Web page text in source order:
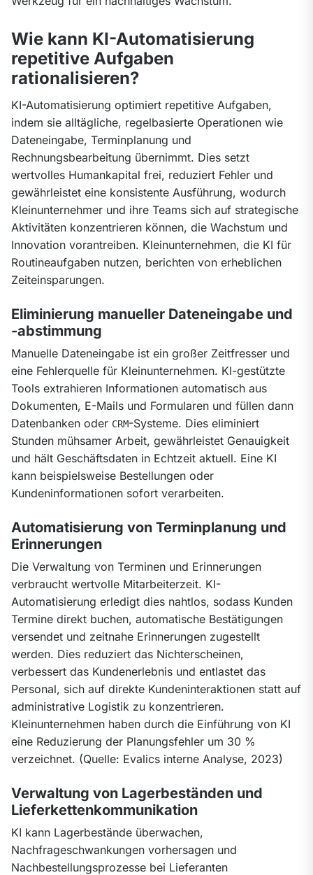
Wie kann KI-Automatisierung
repetitive Aufgaben
rationalisieren?
KI-Automatisierung optimiert repetitive Aufgaben,
indem sie alltägliche, regelbasierte Operationen wie
Dateneingabe, Terminplanung und
Rechnungsbearbeitung übernimmt. Dies setzt
wertvolles Humankapital frei, reduziert Fehler und
gewährleistet eine konsistente Ausführung, wodurch
Kleinunternehmer und ihre Teams sich auf strategische
Aktivitäten konzentrieren können, die Wachstum und
Innovation vorantreiben. Kleinunternehmen, die KI für
Routineaufgaben nutzen, berichten von erheblichen
Zeiteinsparungen.
Eliminierung manueller Dateneingabe und
-abstimmung
Manuelle Dateneingabe ist ein großer Zeitfresser und
eine Fehlerquelle für Kleinunternehmen. KI-gestützte
Tools extrahieren Informationen automatisch aus
Dokumenten, E-Mails und Formularen und füllen dann
Datenbanken oder CRM-Systeme. Dies eliminiert
Stunden mühsamer Arbeit, gewährleistet Genauigkeit
und hält Geschäftsdaten in Echtzeit aktuell. Eine KI
kann beispielsweise Bestellungen oder
Kundeninformationen sofort verarbeiten.
Automatisierung von Terminplanung und
Erinnerungen
Die Verwaltung von Terminen und Erinnerungen
verbraucht wertvolle Mitarbeiterzeit. KI-
Automatisierung erledigt dies nahtlos, sodass Kunden
Termine direkt buchen, automatische Bestätigungen
versendet und zeitnahe Erinnerungen zugestellt
werden. Dies reduziert das Nichterscheinen,
verbessert das Kundenerlebnis und entlastet das
Personal, sich auf direkte Kundeninteraktionen statt auf
administrative Logistik zu konzentrieren.
Kleinunternehmen haben durch die Einführung von KI
eine Reduzierung der Planungsfehler um 30 %
verzeichnet. (Quelle: Evalics interne Analyse, 2023)
Verwaltung von Lagerbeständen und
Lieferkettenkommunikation
KI kann Lagerbestände überwachen,
Nachfrageschwankungen vorhersagen und
Nachbestellungsprozesse bei Lieferanten